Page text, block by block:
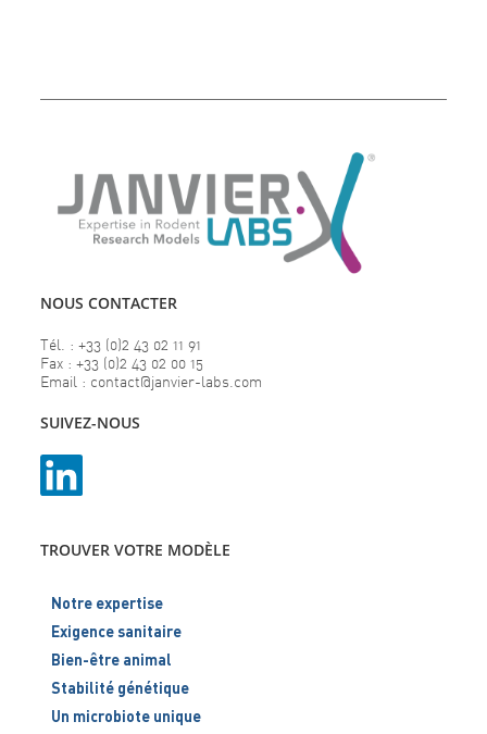
NOUS CONTACTER
Tél. : +33 (0)2 43 02 11 91
Fax : +33 (0)2 43 02 00 15
Email : contact@janvier-labs.com
SUIVEZ-NOUS
TROUVER VOTRE MODÈLE
Notre expertise
Exigence sanitaire
Bien-être animal
Stabilité génétique
Un microbiote unique